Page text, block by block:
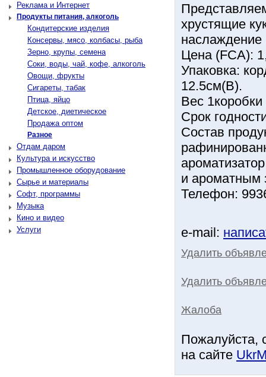
Реклама и Интернет
Продукты питания, алкоголь
Кондитерские изделия
Консервы, мясо, колбасы, рыба
Зерно, крупы, семена
Соки, воды, чай, кофе, алкоголь
Овощи, фрукты
Сигареты, табак
Птица, яйцо
Детское, диетическое
Продажа оптом
Разное
Отдам даром
Культура и искусство
Промышленное оборудование
Сырье и материалы
Софт, программы
Музыка
Кино и видео
Услуги
хрустящие
наслаждение
Цена (FCA):
Упаковка:
12.5см(В).
Вес 1коробки
Срок
Состав
и ароматным
Телефон:
e-mail:
Удалить
Удалить
Жалоба
Пожалуйста,
на сайте